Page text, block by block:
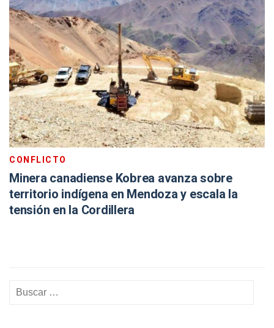
CONFLICTO
Minera canadiense Kobrea avanza sobre
territorio indígena en Mendoza y escala la
tensión en la Cordillera